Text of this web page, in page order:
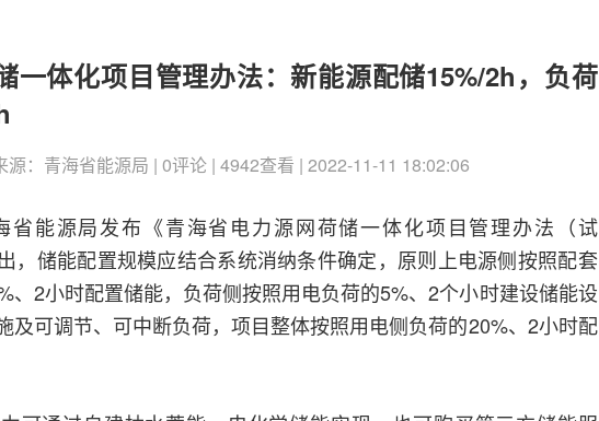
一体化项目管理办法：新能源配储15%/2h，负荷
源：青海省能源局 | 0评论 | 4942查看 | 2022-11-11 18:02:06
省能源局发布《青海省电力源网荷储一体化项目管理办法（试
，储能配置规模应结合系统消纳条件确定，原则上电源侧按照配套
、2小时配置储能，负荷侧按照用电负荷的5%、2个小时建设储能设
及可调节、可中断负荷，项目整体按照用电侧负荷的20%、2小时配